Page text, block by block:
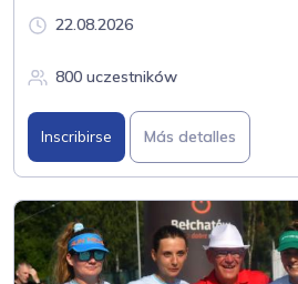
22.08.2026
800 uczestników
Inscribirse Más detalles